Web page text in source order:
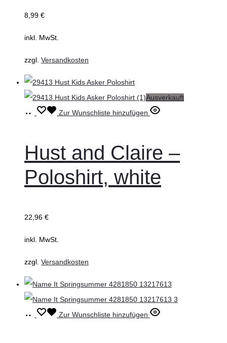
Optionen
der
werden
8,99 €
inkl. MwSt.
zzgl. Versandkosten
Ausverkauft
Ausführung
Dieses
mehrere
Varianten
auf.
Optionen
der
werden
Zur Wunschliste hinzufügen
Hust and Claire –
Poloshirt, white
22,96 €
inkl. MwSt.
zzgl. Versandkosten
Ausführung
Dieses Zur Wunschliste hinzufügen